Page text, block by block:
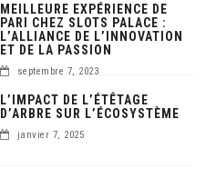
MEILLEURE EXPÉRIENCE DE
PARI CHEZ SLOTS PALACE :
L’ALLIANCE DE L’INNOVATION
ET DE LA PASSION
septembre 7, 2023
L’IMPACT DE L’ÉTÊTAGE
D’ARBRE SUR L’ÉCOSYSTÈME
janvier 7, 2025